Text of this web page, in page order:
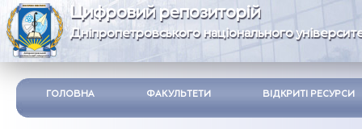
Цифровий репозиторій
Дніпропетровського національного
ГОЛОВНА ФАКУЛЬТЕТИ ВІДКРИТІ РЕСУРСИ